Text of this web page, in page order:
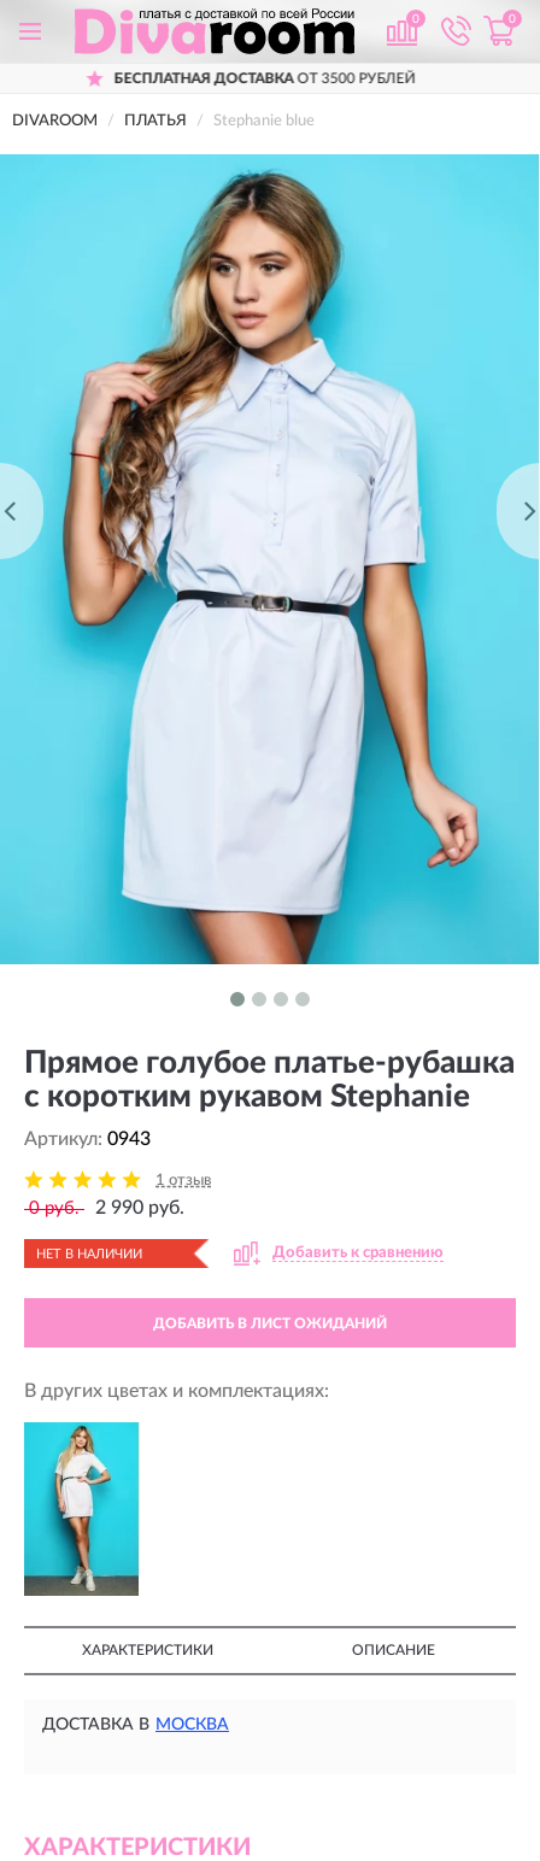
0 0
ДОСТАВКАОТ 3500 РУБЛЕЙ
DIVAROOM ПЛАТЬЯ Stephanie blue
Прямое голубое платье-рубашка
с коротким рукавом Stephanie
Артикул: 0943
1 отзыв
0 руб. 2 990 руб.
НЕТ В НАЛИЧИИ Добавить к сравнению
ДОБАВИТЬ В ЛИСТ ОЖИДАНИЙ
В других цветах и комплектациях:
ХАРАКТЕРИСТИКИ ОПИСАНИЕ
ДОСТАВКА В МОСКВА
ХАРАКТЕРИСТИКИ